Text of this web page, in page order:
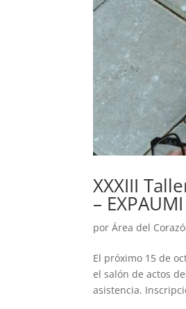
XXXIII
–
porÁrea del
El próximo 15 de
el salón de actos
asistencia.